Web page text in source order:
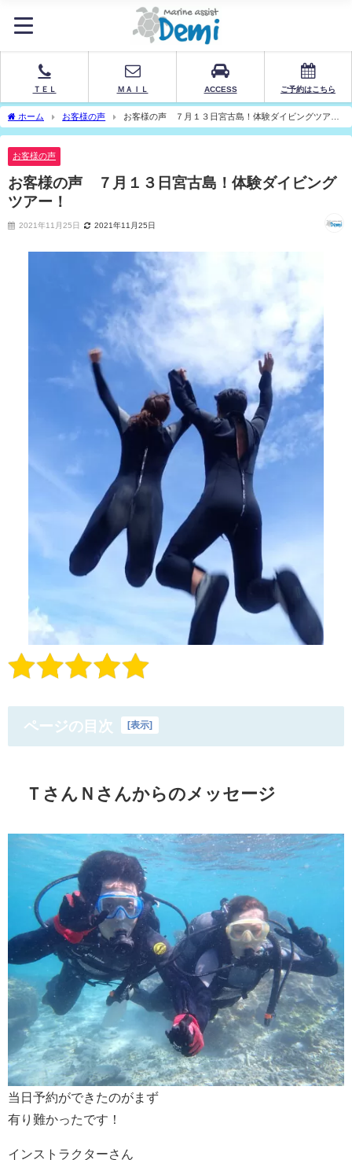
ＴＥＬ ＭＡＩＬ ACCESS ご予約はこちら
ホーム お客様の声
お客様の声 ７月１３日宮古島！体験ダイビングツア
ー！
お客様の声
お客様の声 ７月１３日宮古島！体験ダイビング
ツアー！
2021年11月25日 2021年11月25日
ページの目次 表示
ＴさんＮさんからのメッセージ
当日予約ができたのがまず
有り難かったです！
インストラクターさん